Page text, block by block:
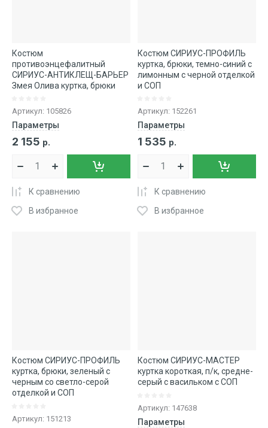
Костюм
противоэнцефалитный
СИРИУС-АНТИКЛЕЩ-БАРЬЕР
Змея Олива куртка, брюки
Артикул: 105826
Параметры
2 155 р.
К сравнению
В избранное
Костюм СИРИУС-ПРОФИЛЬ
куртка, брюки, темно-синий с
лимонным с черной отделкой
и СОП
Артикул: 152261
Параметры
1 535 р.
К сравнению
В избранное
Костюм СИРИУС-ПРОФИЛЬ
куртка, брюки, зеленый с
черным со светло-серой
отделкой и СОП
Артикул: 151213
Костюм СИРИУС-МАСТЕР
куртка короткая, п/к, средне-
серый с васильком с СОП
Артикул: 147638
Параметры